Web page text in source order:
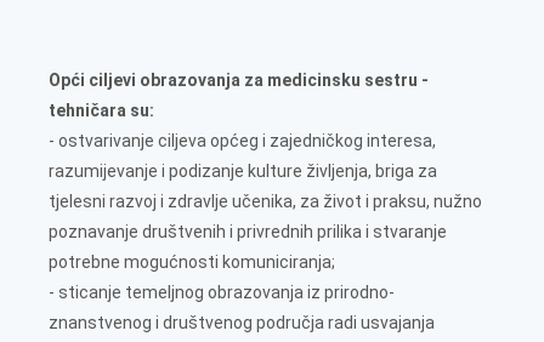
Opći ciljevi obrazovanja za medicinsku sestru -
tehničara su:
- ostvarivanje ciljeva općeg i zajedničkog interesa,
razumijevanje i podizanje kulture življenja, briga za
tjelesni razvoj i zdravlje učenika, za život i praksu, nužno
poznavanje društvenih i privrednih prilika i stvaranje
potrebne mogućnosti komuniciranja;
- sticanje temeljnog obrazovanja iz prirodno-
znanstvenog i društvenog područja radi usvajanja